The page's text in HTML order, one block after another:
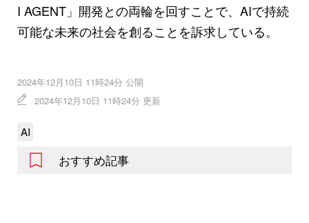
I AGENT」開発との両輪を回すことで、AIで持続
可能な未来の社会を創ることを訴求している。
2024年12月10日 11時24分 公開
2024年12月10日 11時24分 更新
AI
おすすめ記事